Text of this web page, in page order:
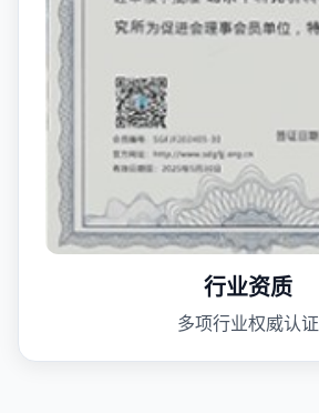
行业资质
多项行业权威认证